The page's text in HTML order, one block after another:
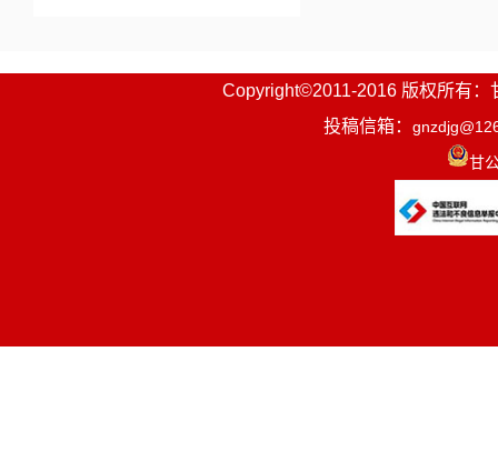
Copyright©2011-2016 版权所有：
投稿信箱：
甘